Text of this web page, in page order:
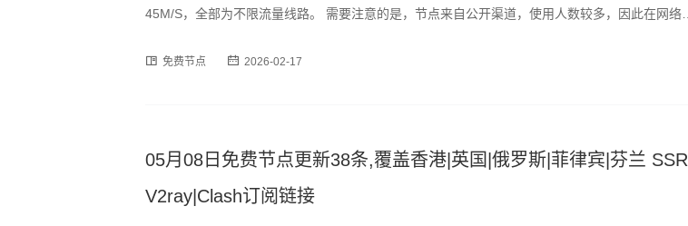
45M/S，全部为不限流量线路。 需要注意的是，节点来自公开渠道，使用人数较多，因此在网络高
为订阅格式，用户可通过以下
免费节点 2026-02-17
05月08日免费节点更新38条,覆盖香港|英国|俄罗斯|菲律宾|芬兰 SSR|
V2ray|Clash订阅链接